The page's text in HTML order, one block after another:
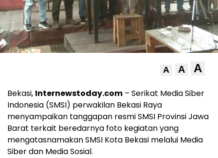
A A A
Bekasi, Internewstoday.com – Serikat Media Siber
Indonesia (SMSI) perwakilan Bekasi Raya
menyampaikan tanggapan resmi SMSI Provinsi Jawa
Barat terkait beredarnya foto kegiatan yang
mengatasnamakan SMSI Kota Bekasi melalui Media
Siber dan Media Sosial.